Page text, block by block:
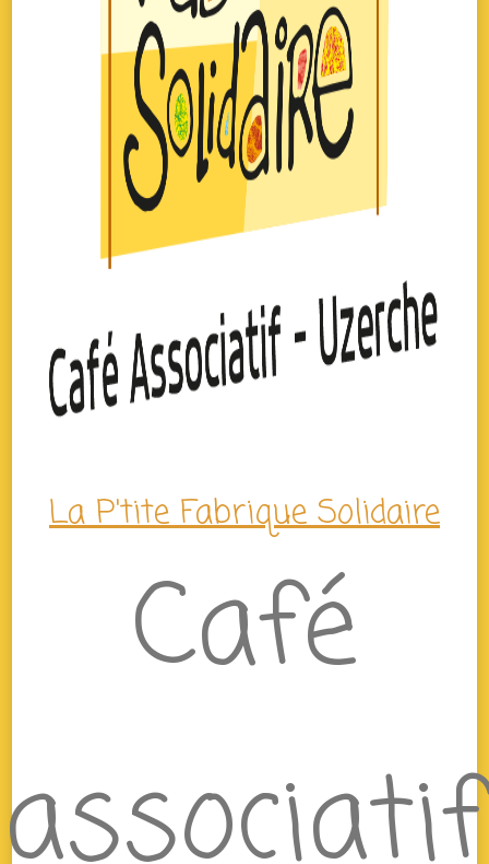
La P'tite Fabrique Solidaire
Café
associatif